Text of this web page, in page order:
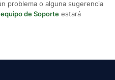
problema o alguna sugerencia
de Soporte estará